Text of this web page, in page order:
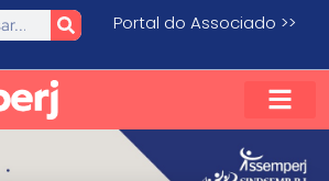
Portal do Associado >>